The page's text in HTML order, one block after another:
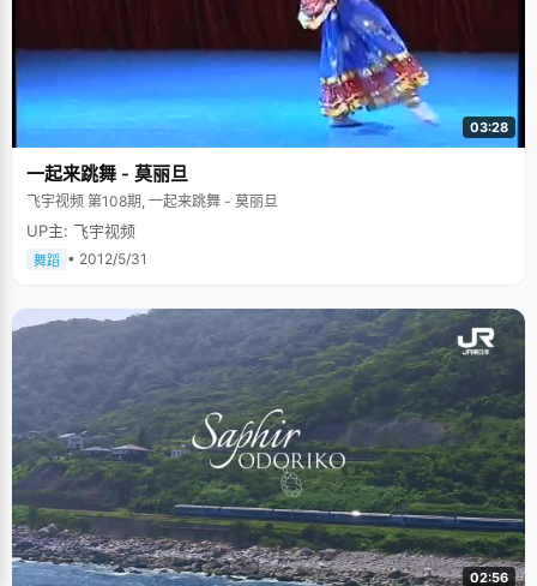
03:28
一起来跳舞 - 莫丽旦
飞宇视频 第108期, 一起来跳舞 - 莫丽旦
UP主: 飞宇视频
舞蹈 • 2012/5/31
02:56